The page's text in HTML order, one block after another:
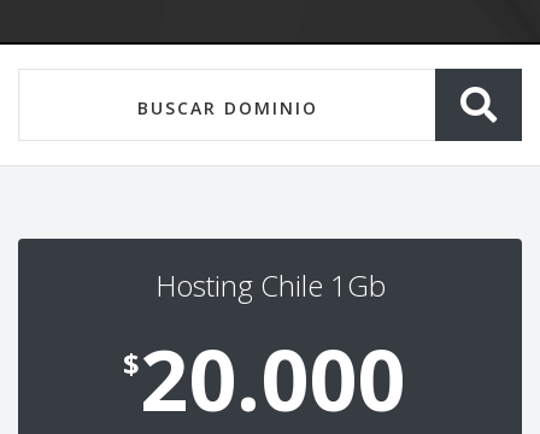
Hosting Chile 1Gb
$20.000